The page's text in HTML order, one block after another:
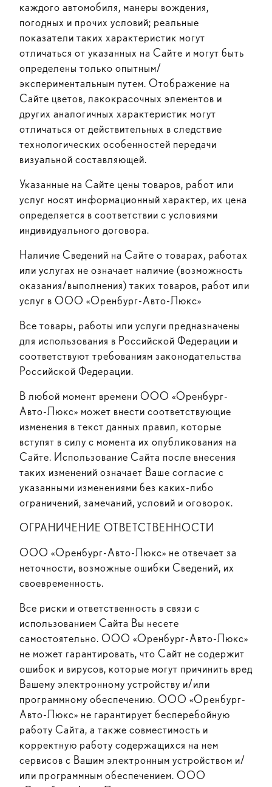
каждого автомобиля, манеры вождения,
погодных и прочих условий; реальные
показатели таких характеристик могут
отличаться от указанных на Сайте и могут быть
определены только опытным/
экспериментальным путем. Отображение на
Сайте цветов, лакокрасочных элементов и
других аналогичных характеристик могут
отличаться от действительных в следствие
технологических особенностей передачи
визуальной составляющей.
Указанные на Сайте цены товаров, работ или
услуг носят информационный характер, их цена
определяется в соответствии с условиями
индивидуального договора.
Наличие Сведений на Сайте о товарах, работах
или услугах не означает наличие (возможность
оказания/выполнения) таких товаров, работ или
услуг в ООО «Оренбург-Авто-Люкс»
Все товары, работы или услуги предназначены
для использования в Российской Федерации и
соответствуют требованиям законодательства
Российской Федерации.
В любой момент времени ООО «Оренбург-
Авто-Люкс» может внести соответствующие
изменения в текст данных правил, которые
вступят в силу с момента их опубликования на
Сайте. Использование Сайта после внесения
таких изменений означает Ваше согласие с
указанными изменениями без каких-либо
ограничений, замечаний, условий и оговорок.
ОГРАНИЧЕНИЕ ОТВЕТСТВЕННОСТИ
ООО «Оренбург-Авто-Люкс» не отвечает за
неточности, возможные ошибки Сведений, их
своевременность.
Все риски и ответственность в связи с
использованием Сайта Вы несете
самостоятельно. ООО «Оренбург-Авто-Люкс»
не может гарантировать, что Сайт не содержит
ошибок и вирусов, которые могут причинить вред
Вашему электронному устройству и/или
программному обеспечению. ООО «Оренбург-
Авто-Люкс» не гарантирует бесперебойную
работу Сайта, а также совместимость и
корректную работу содержащихся на нем
сервисов с Вашим электронным устройством и/
или программным обеспечением. ООО